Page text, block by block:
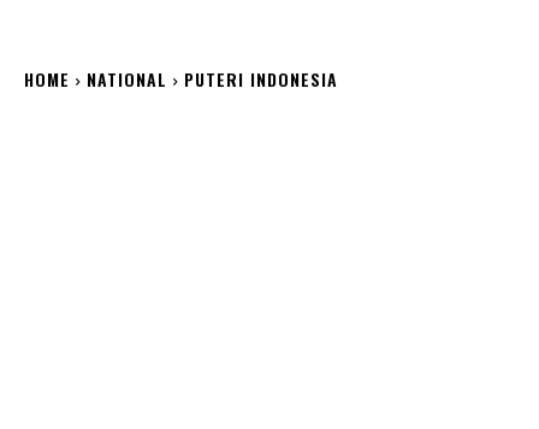
HOME NATIONAL PUTERI INDONESIA